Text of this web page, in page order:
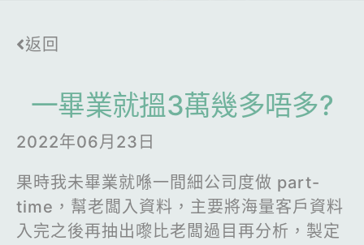
返回
一畢業就搵3萬幾多唔多?
2022年06月23日
果時我未畢業就喺一間細公司度做 part-
time，幫老闆入資料，主要將海量客戶資料
入完之後再抽出嚟比老闆過目再分析，製定